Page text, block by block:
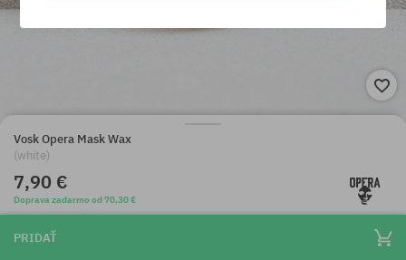
Vosk Opera Mask Wax
(white)
7,90 €
Doprava zadarmo od 70,30 €
PRIDAŤ